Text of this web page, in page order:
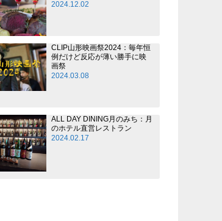
2024.12.02
CLIP山形映画祭2024：毎年恒
例だけど反応が薄い勝手に映
画祭
2024.03.08
ALL DAY DINING月のみち：月
のホテル直営レストラン
2024.02.17